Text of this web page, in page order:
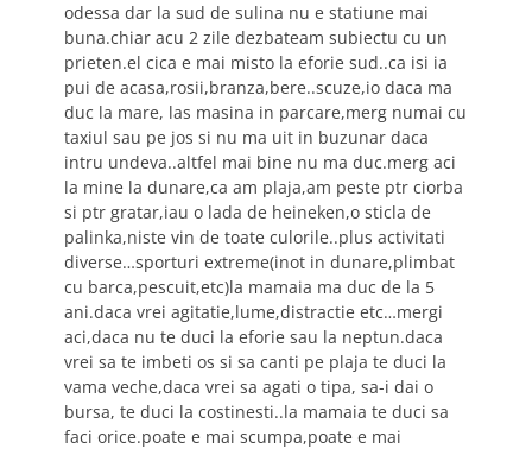
odessa dar la sud de sulina nu e statiune mai
buna.chiar acu 2 zile dezbateam subiectu cu un
prieten.el cica e mai misto la eforie sud..ca isi ia
pui de acasa,rosii,branza,bere..scuze,io daca ma
duc la mare, las masina in parcare,merg numai cu
taxiul sau pe jos si nu ma uit in buzunar daca
intru undeva..altfel mai bine nu ma duc.merg aci
la mine la dunare,ca am plaja,am peste ptr ciorba
si ptr gratar,iau o lada de heineken,o sticla de
palinka,niste vin de toate culorile..plus activitati
diverse…sporturi extreme(inot in dunare,plimbat
cu barca,pescuit,etc)la mamaia ma duc de la 5
ani.daca vrei agitatie,lume,distractie etc…mergi
aci,daca nu te duci la eforie sau la neptun.daca
vrei sa te imbeti os si sa canti pe plaja te duci la
vama veche,daca vrei sa agati o tipa, sa-i dai o
bursa, te duci la costinesti..la mamaia te duci sa
faci orice.poate e mai scumpa,poate e mai